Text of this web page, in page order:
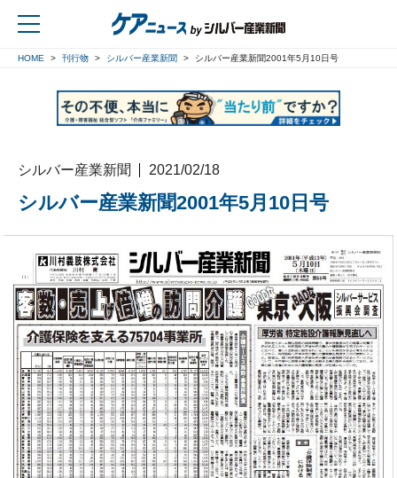
HOME 刊行物 シルバー産業新聞 シルバー産業新聞2001年5月10日号
シルバー産業新聞 2021/02/18
シルバー産業新聞2001年5月10日号